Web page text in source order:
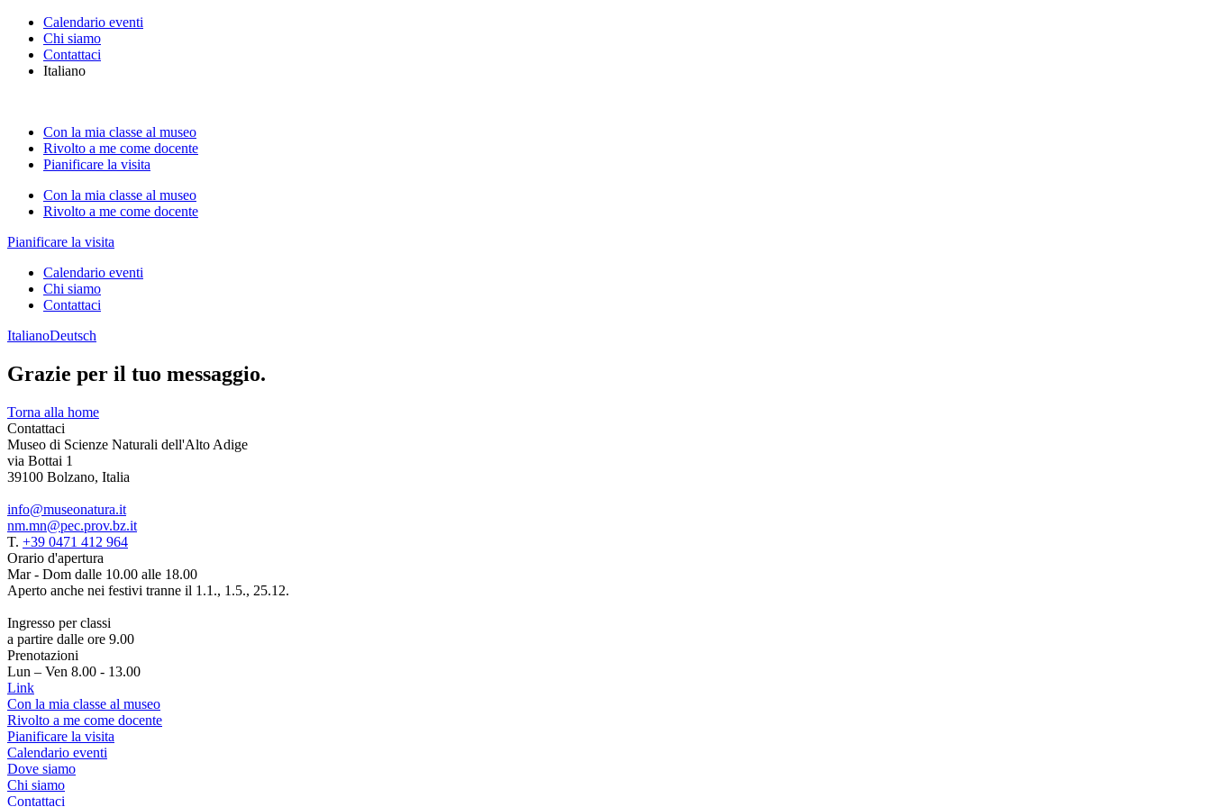
Calendario eventi
Chi siamo
Contattaci
Italiano
Con la mia classe al museo
Rivolto a me come docente
Pianificare la visita
Con la mia classe al museo
Rivolto a me come docente
Pianificare la visita
Calendario eventi
Chi siamo
Contattaci
ItalianoDeutsch
Grazie per il tuo messaggio.
Torna alla home
Contattaci
Museo di Scienze Naturali dell'Alto Adige
via Bottai 1
39100 Bolzano, Italia
info@museonatura.it
nm.mn@pec.prov.bz.it
T. +39 0471 412 964
Orario d'apertura
Mar - Dom dalle 10.00 alle 18.00
Aperto anche nei festivi tranne il 1.1., 1.5., 25.12.
Ingresso per classi
a partire dalle ore 9.00
Prenotazioni
Lun – Ven 8.00 - 13.00
Link
Con la mia classe al museo
Rivolto a me come docente
Pianificare la visita
Calendario eventi
Dove siamo
Chi siamo
Contattaci